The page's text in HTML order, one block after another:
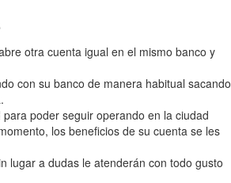
otra cuenta igual en el mismo banco y
con su banco de manera habitual sacando
poder seguir operando en la ciudad
los beneficios de su cuenta se les
lugar a dudas le atenderán con todo gusto